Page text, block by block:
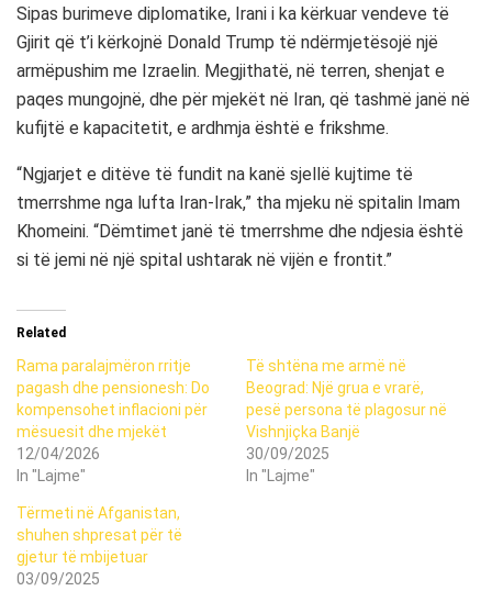
Sipas burimeve diplomatike, Irani i ka kërkuar vendeve të
Gjirit që t’i kërkojnë Donald Trump të ndërmjetësojë një
armëpushim me Izraelin. Megjithatë, në terren, shenjat e
paqes mungojnë, dhe për mjekët në Iran, që tashmë janë në
kufijtë e kapacitetit, e ardhmja është e frikshme.
“Ngjarjet e ditëve të fundit na kanë sjellë kujtime të
tmerrshme nga lufta Iran-Irak,” tha mjeku në spitalin Imam
Khomeini. “Dëmtimet janë të tmerrshme dhe ndjesia është
si të jemi në një spital ushtarak në vijën e frontit.”
Related
Rama paralajmëron rritje
pagash dhe pensionesh: Do
kompensohet inflacioni për
mësuesit dhe mjekët
12/04/2026
In "Lajme"
Të shtëna me armë në
Beograd: Një grua e vrarë,
pesë persona të plagosur në
Vishnjiçka Banjë
30/09/2025
In "Lajme"
Tërmeti në Afganistan,
shuhen shpresat për të
gjetur të mbijetuar
03/09/2025